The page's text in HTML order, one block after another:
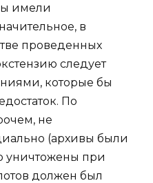
имели
в
проведенных
следует
которые бы
По
не
(архивы были
уничтожены при
должен был